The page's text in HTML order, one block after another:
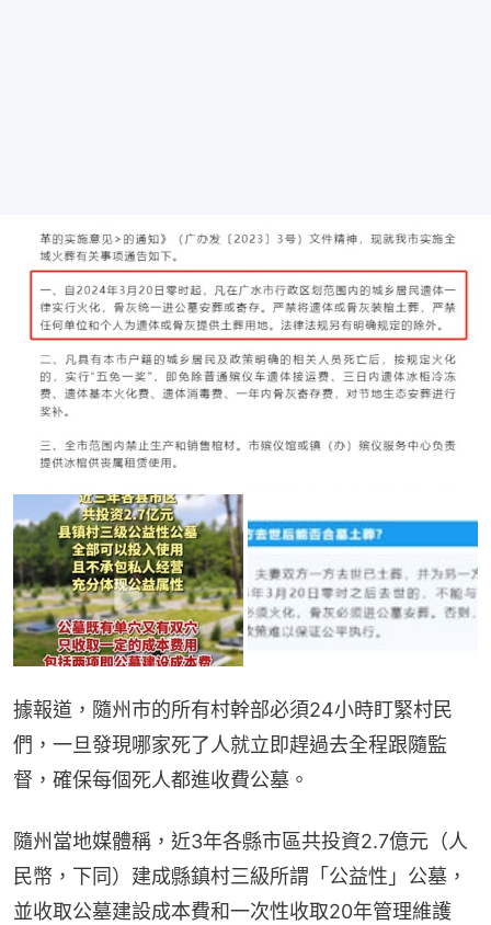
據報道，隨州市的所有村幹部必須24小時盯緊村民
們，一旦發現哪家死了人就立即趕過去全程跟隨監
督，確保每個死人都進收費公墓。
隨州當地媒體稱，近3年各縣市區共投資2.7億元（人
民幣，下同）建成縣鎮村三級所謂「公益性」公墓，
並收取公墓建設成本費和一次性收取20年管理維護